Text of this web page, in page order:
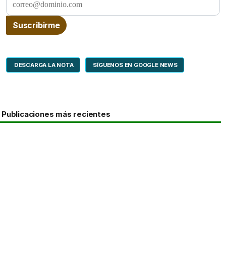
DESCARGA LA NOTA SÍGUENOS EN GOOGLE NEWS
Publicaciones más recientes